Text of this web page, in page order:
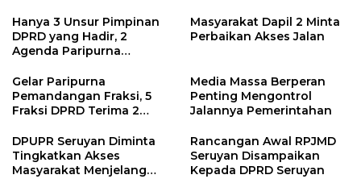
2024
Hanya 3 Unsur Pimpinan
DPRD yang Hadir, 2
Agenda Paripurna
Masyarakat Dapil 2 Minta
Perbaikan Akses Jalan
Gelar Paripurna
Pemandangan Fraksi, 5
Fraksi DPRD Terima 2
Media Massa Berperan
Penting Mengontrol
Jalannya Pemerintahan
DPUPR Seruyan Diminta
Tingkatkan Akses
Masyarakat Menjelang
Rancangan Awal RPJMD
Seruyan Disampaikan
Kepada DPRD Seruyan